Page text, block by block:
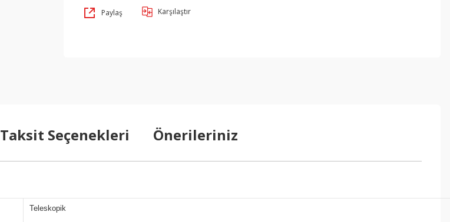
Paylaş Karşılaştır
Taksit Seçenekleri Önerileriniz
Teleskopik